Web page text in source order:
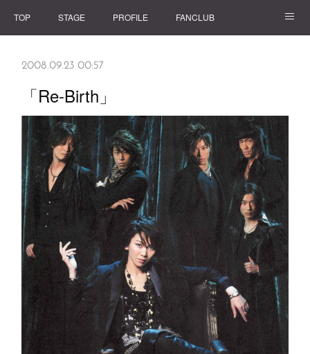
TOP STAGE PROFILE FANCLUB
2008.09.23 00:57
「Re-Birth」